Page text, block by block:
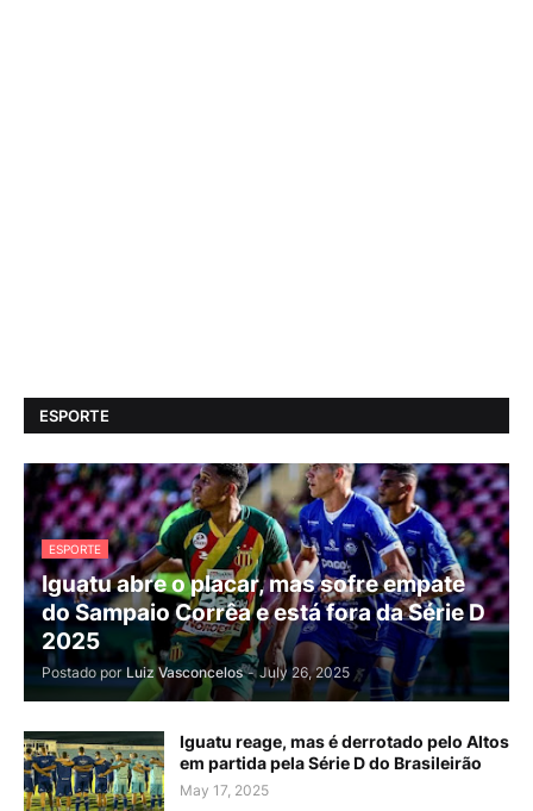
ESPORTE
ESPORTE
Iguatu abre o placar, mas sofre empate
do Sampaio Corrêa e está fora da Série D
2025
Postado por Luiz Vasconcelos - July 26, 2025
Iguatu reage, mas é derrotado pelo Altos
em partida pela Série D do Brasileirão
May 17, 2025